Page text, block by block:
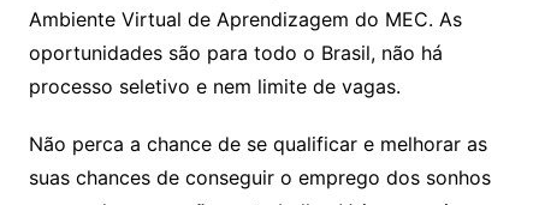
Ambiente Virtual de Aprendizagem do MEC. As
oportunidades são para todo o Brasil, não há
processo seletivo e nem limite de vagas.
Não perca a chance de se qualificar e melhorar as
suas chances de conseguir o emprego dos sonhos